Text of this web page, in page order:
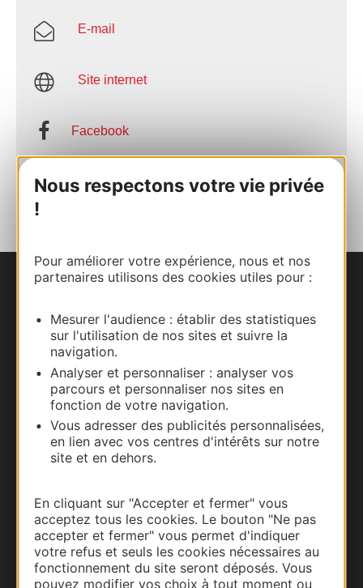
Nous respectons votre vie privée
!
Pour améliorer votre expérience, nous et nos
partenaires utilisons des cookies utiles pour :
Mesurer l'audience : établir des statistiques
sur l'utilisation de nos sites et suivre la
navigation.
Analyser et personnaliser : analyser vos
parcours et personnaliser nos sites en
fonction de votre navigation.
Vous adresser des publicités personnalisées,
en lien avec vos centres d'intérêts sur notre
site et en dehors.
En cliquant sur "Accepter et fermer" vous
acceptez tous les cookies. Le bouton "Ne pas
accepter et fermer" vous permet d'indiquer
votre refus et seuls les cookies nécessaires au
fonctionnement du site seront déposés. Vous
pouvez modifier vos choix à tout moment ou
E-mail
Site internet
Facebook
AU CARNET
Carte interactive
Documentation
Thermalisme